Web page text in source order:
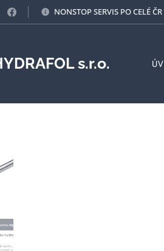
NONSTOP SERVIS PO CELÉ ČR
s.r.o.